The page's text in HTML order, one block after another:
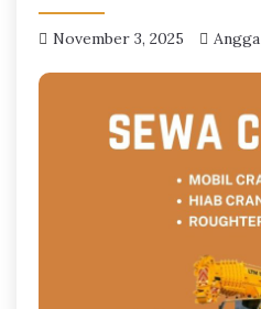
November 3, 2025 Angga